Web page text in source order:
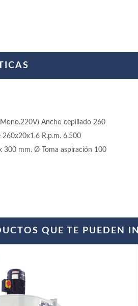
Ancho cepillado 260
260x20x1,6 R.p.m. 6.500
300 mm. Ø Toma aspiración 100
QUE TE PUEDEN